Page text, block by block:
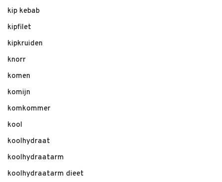
kip kebab
kipfilet
kipkruiden
knorr
komen
komijn
komkommer
kool
koolhydraat
koolhydraatarm
koolhydraatarm dieet